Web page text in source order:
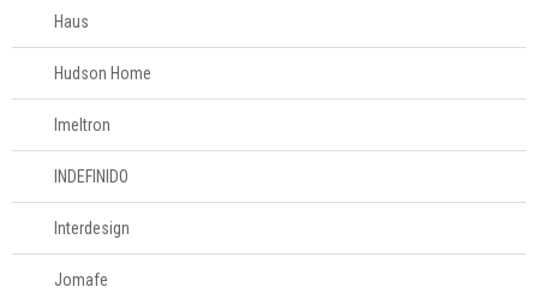
Cama e banho
Móveis
Decoração
Login
Criar conta
Haus
Hudson Home
Imeltron
INDEFINIDO
Interdesign
Jomafe